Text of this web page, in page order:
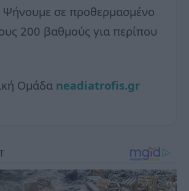
Ψήνουμε σε προθερμασμένο
200 βαθμούς για περίπου
Ομάδα neadiatrofis.gr